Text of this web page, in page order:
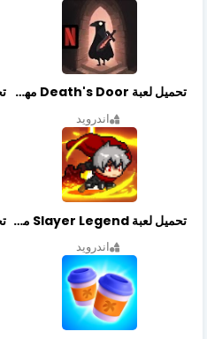
تحميل لعبة Death's Door مهكرة أخر إصدار
اندرويد
تحميل لعبة Slayer Legend مهكرة أخر إصدار
اندرويد